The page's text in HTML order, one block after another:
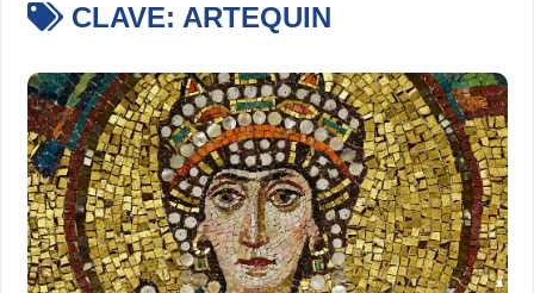
CLAVE: ARTEQUIN